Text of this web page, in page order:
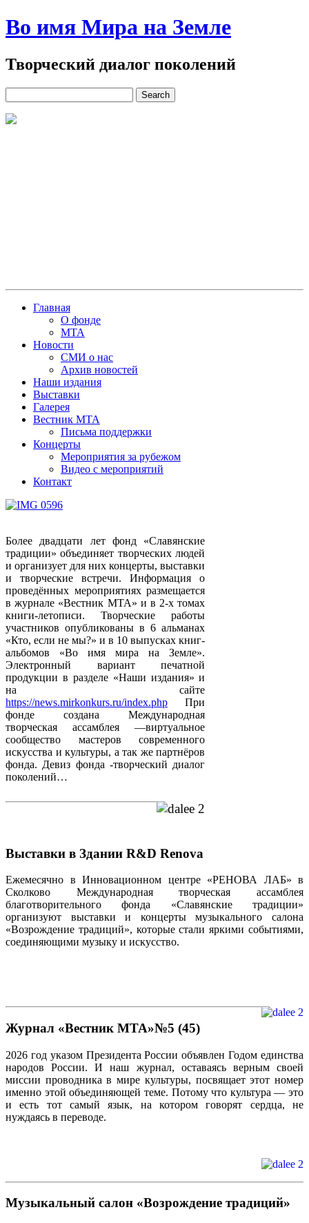
Во имя Мира на Земле
Творческий диалог поколений
Главная
О фонде
МТА
Новости
СМИ о нас
Архив новостей
Наши издания
Выставки
Галерея
Вестник МТА
Письма поддержки
Концерты
Мероприятия за рубежом
Видео с мероприятий
Контакт
Более двадцати лет фонд «Славянские
традиции» объединяет творческих людей
и организует для них концерты, выставки
и творческие встречи. Информация о
проведённых мероприятиях размещается
в журнале «Вестник МТА» и в 2-х томах
книги-летописи. Творческие работы
участников опубликованы в 6 альманах
«Кто, если не мы?» и в 10 выпусках книг-
альбомов «Во имя мира на Земле».
Электронный вариант печатной
продукции в разделе «Наши издания» и
на сайте
https://news.mirkonkurs.ru/index.php При
фонде создана Международная
творческая ассамблея —виртуальное
сообщество мастеров современного
искусства и культуры, а так же партнёров
фонда. Девиз фонда -творческий диалог
поколений…
Выставки в Здании R&D Renova
Ежемесячно в Инновационном центре «РЕНОВА ЛАБ» в
Сколково Международная творческая ассамблея
благотворительного фонда «Славянские традиции»
организуют выставки и концерты музыкального салона
«Возрождение традиций», которые стали яркими событиями,
соединяющими музыку и искусство.
Журнал «Вестник МТА»№5 (45)
2026 год указом Президента России объявлен Годом единства
народов России. И наш журнал, оставаясь верным своей
миссии проводника в мире культуры, посвящает этот номер
именно этой объединяющей теме. Потому что культура — это
и есть тот самый язык, на котором говорят сердца, не
нуждаясь в переводе.
Музыкальный салон «Возрождение традиций»